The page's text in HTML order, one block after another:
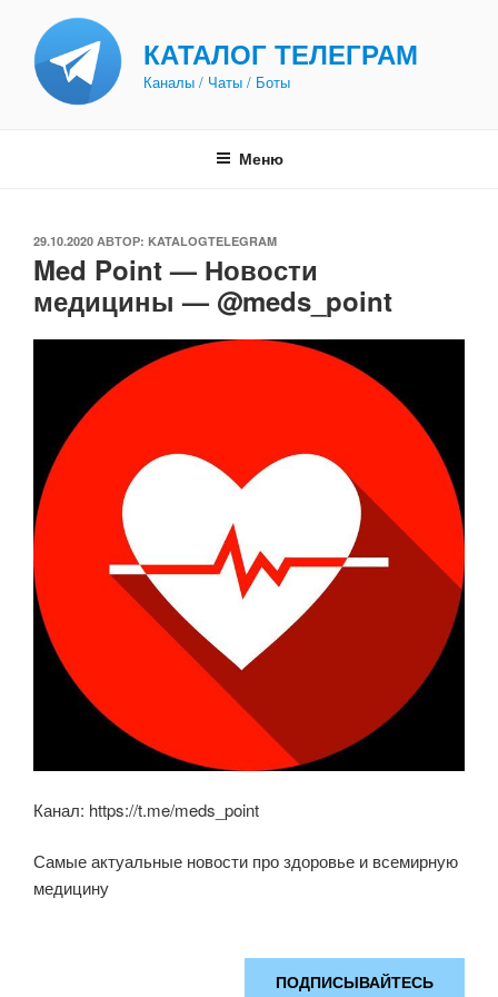
содержимому
КАТАЛОГ ТЕЛЕГРАМ
Каналы / Чаты / Боты
Меню
ОПУБЛИКОВАНО
29.10.2020 АВТОР: KATALOGTELEGRAM
Med Point — Новости
медицины — @meds_point
Канал: https://t.me/meds_point
Самые актуальные новости про здоровье и всемирную
медицину
ПОДПИСЫВАЙТЕСЬ